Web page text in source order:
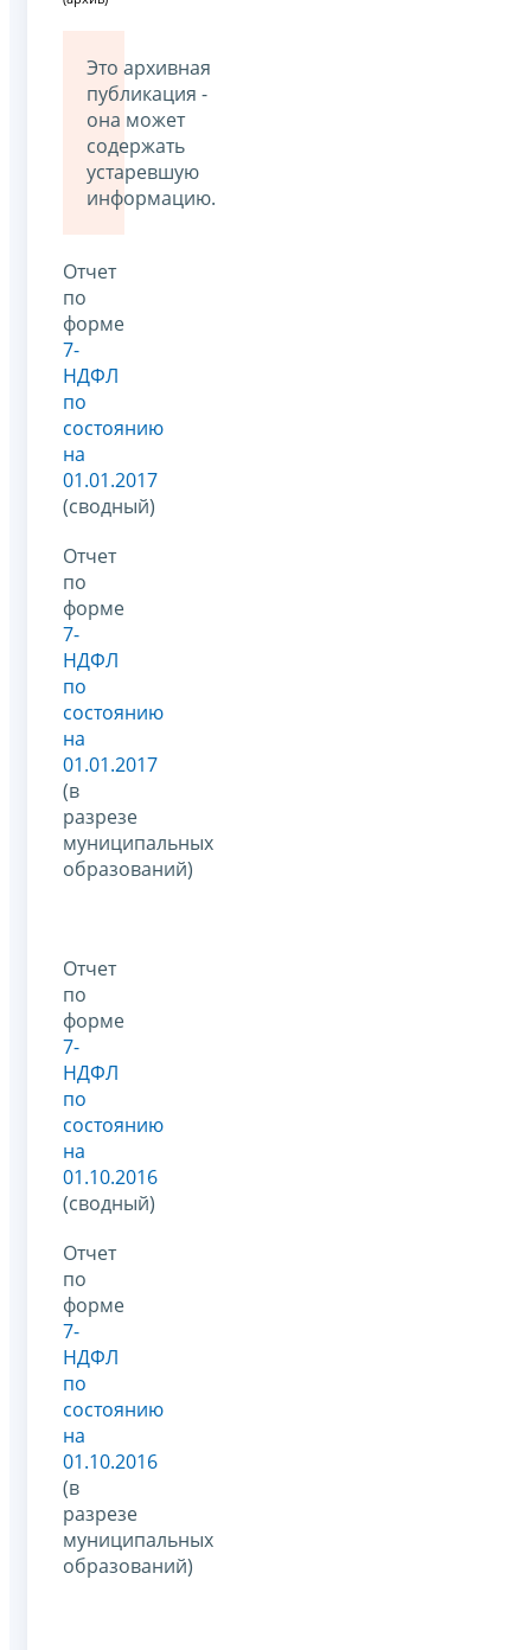
Это архивная
публикация -
она может
содержать
устаревшую
информацию.
Отчет
по
форме
7-
НДФЛ
по
состоянию
на
01.01.2017
(сводный)
Отчет
по
форме
7-
НДФЛ
по
состоянию
на
01.01.2017
(в
разрезе
муниципальных
образований)
Отчет
по
форме
7-
НДФЛ
по
состоянию
на
01.10.2016
(сводный)
Отчет
по
форме
7-
НДФЛ
по
состоянию
на
01.10.2016
(в
разрезе
муниципальных
образований)